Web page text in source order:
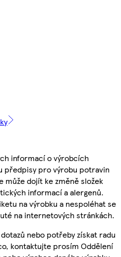
informací o výrobcích
předpisy pro výrobu potravin
může dojít ke změně složek
informací a alergenů.
na výrobku a nespoléhat se
na internetových stránkách.
nebo potřeby získat radu
kontaktujte prosím Oddělení